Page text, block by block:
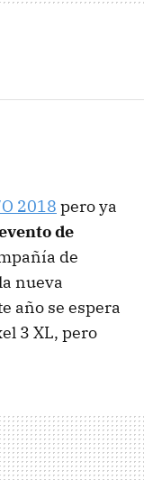
2018 pero ya
de
de
nueva
año se espera
3 XL, pero